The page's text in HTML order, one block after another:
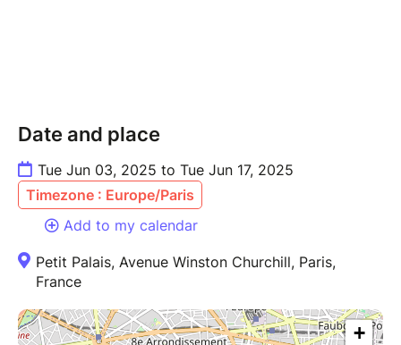
Date and place
Tue Jun 03, 2025 to Tue Jun 17, 2025
Timezone : Europe/Paris
Add to my calendar
Petit Palais, Avenue Winston Churchill, Paris,
France
+